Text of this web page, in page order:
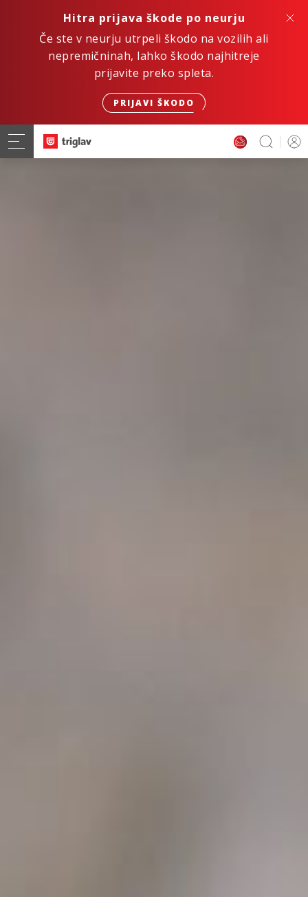
Hitra prijava škode po neurju
Če ste v neurju utrpeli škodo na vozilih ali
nepremičninah, lahko škodo najhitreje
prijavite preko spleta.
PRIJAVI ŠKODO